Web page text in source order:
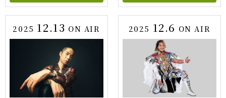
2025 12.13 ON AIR 2025 12.6 ON AIR